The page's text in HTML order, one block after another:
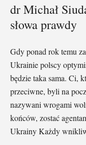
dr Michał
słowa prawdy
Gdy ponad rok temu
Ukrainie polscy
będzie taka sama. Ci,
przeciwne, byli na
nazywani wrogami
końców, zostać
Ukrainy Każdy